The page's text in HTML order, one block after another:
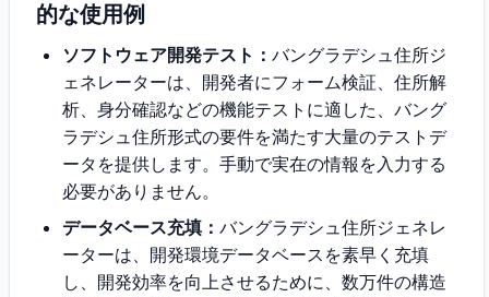
的な使用例
ソフトウェア開発テスト： バングラデシュ住所ジ
ェネレーターは、開発者にフォーム検証、住所解
析、身分確認などの機能テストに適した、バング
ラデシュ住所形式の要件を満たす大量のテストデ
ータを提供します。手動で実在の情報を入力する
必要がありません。
データベース充填： バングラデシュ住所ジェネレ
ーターは、開発環境データベースを素早く充填
し、開発効率を向上させるために、数万件の構造